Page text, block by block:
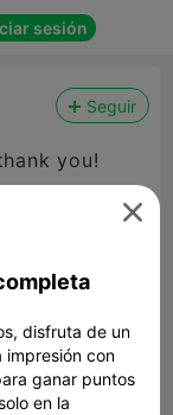
sesión
Seguir
you!

disfruta de un
impresión con
ganar puntos
en la